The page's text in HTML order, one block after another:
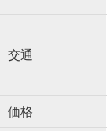
交通
価格